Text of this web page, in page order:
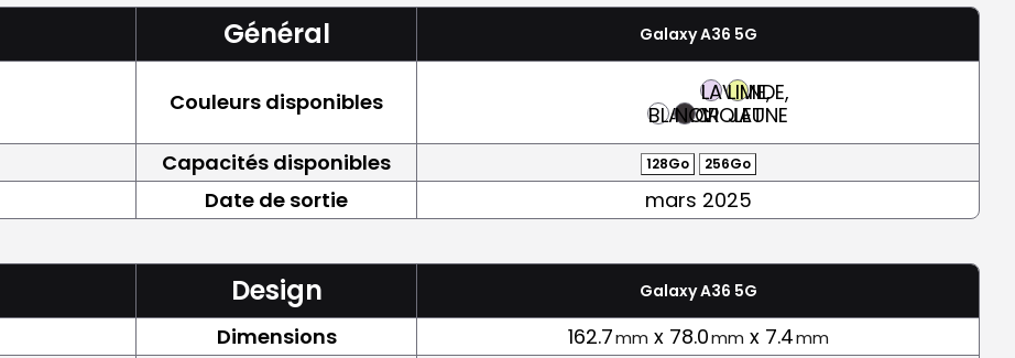
Général Galaxy A36 5G
Couleurs disponibles BLANC
NOIR
LAVANDE,
VIOLET
LIME,
JAUNE
Capacités disponibles 128Go 256Go
Date de sortie mars 2025
Design Galaxy A36 5G
Dimensions 162.7mm x 78.0mm x 7.4mm